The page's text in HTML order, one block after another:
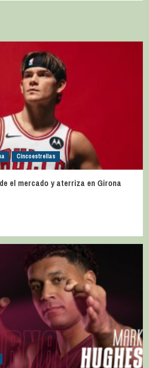
Cincoestrellas
el mercado y aterriza en Girona